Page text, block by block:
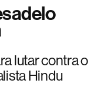
lutar contra o
Hindu